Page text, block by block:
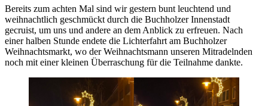
Bereits zum achten Mal sind wir gestern bunt leuchtend und
weihnachtlich geschmückt durch die Buchholzer Innenstadt
gecruist, um uns und andere an dem Anblick zu erfreuen. Nach
einer halben Stunde endete die Lichterfahrt am Buchholzer
Weihnachtsmarkt, wo der Weihnachtsmann unseren Mitradelnden
noch mit einer kleinen Überraschung für die Teilnahme dankte.